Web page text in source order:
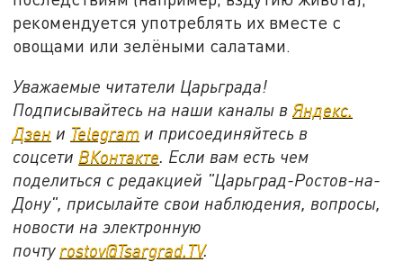
рекомендуется употреблять их вместе с
овощами или зелёными салатами.
Уважаемые читатели Царьграда!
Подписывайтесь на наши каналы вЯндекс.
Дзен и Telegram и присоединяйтесь в
соцсети ВКонтакте. Если вам есть чем
поделиться с редакцией "Царьград-Ростов-на-
Дону", присылайте свои наблюдения, вопросы,
новости на электронную
почту rostov@Tsargrad.ТV.